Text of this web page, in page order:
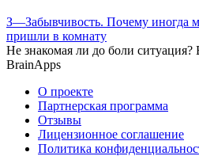
З—Забывчивость. Почему иногда
пришли в комнату
Не знакомая ли до боли
BrainApps
О проекте
Партнерская программа
Отзывы
Лицензионное соглашение
Политика